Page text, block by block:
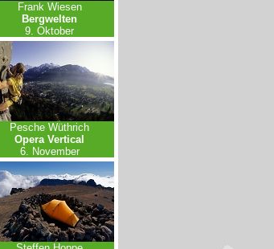
Frank Wiesen
Bergwelten
9. Oktober
Pesche Wüthrich
Opera Vertical
6. November